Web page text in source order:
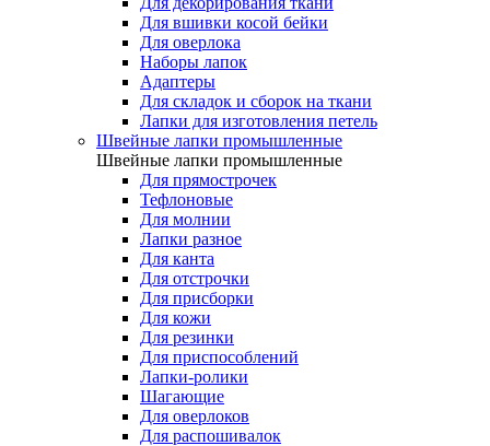
Для вшивки косой бейки
Для оверлока
Наборы лапок
Адаптеры
Для складок и сборок на ткани
Лапки для изготовления петель
Швейные лапки промышленные
Швейные лапки промышленные
Для прямострочек
Тефлоновые
Для молнии
Лапки разное
Для канта
Для отстрочки
Для присборки
Для кожи
Для резинки
Для приспособлений
Лапки-ролики
Шагающие
Для оверлоков
Для распошивалок